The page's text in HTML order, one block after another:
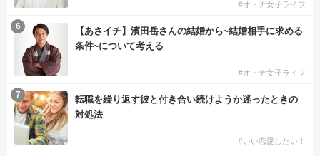
#オトナ女子ライフ
【あさイチ】濱田岳さんの結婚から~結婚相手に求める
条件~について考える
#オトナ女子ライフ
6
転職を繰り返す彼と付き合い続けようか迷ったときの
対処法
#いい恋愛したい！
7